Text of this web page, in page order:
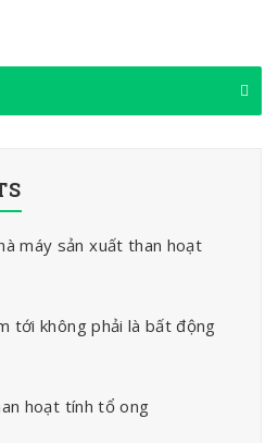
máy sản xuất than hoạt
tới không phải là bất động
hoạt tính tổ ong